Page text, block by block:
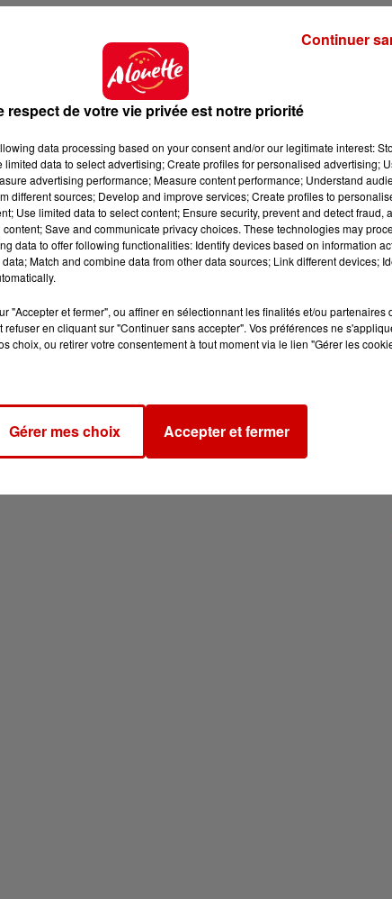
respect de votre vie privée est notre priorité
data processing based on your consent and/or our legitimate interest:
data to select advertising; Create profiles for personalised advertising;
advertising performance; Measure content performance; Understand
different sources; Develop and improve services; Create profiles to
Use limited data to select content; Ensure security, prevent and detect fraud,
Save and communicate privacy choices. These technologies may
data to offer following functionalities: Identify devices based on information
Match and combine data from other data sources; Link different devices;
"Accepter et fermer", ou affiner en sélectionnant les finalités et/ou partenaires
en cliquant sur "Continuer sans accepter". Vos préférences ne
choix, ou retirer votre consentement à tout moment via le lien "Gérer les
Gérer mes choix Accepter et fermer
Continuer